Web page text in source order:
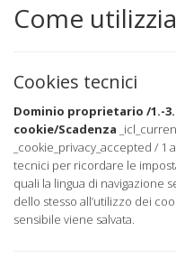
Come
Cookies tecnici
Dominio proprietario /1.-
cookie/Scadenza
_cookie_privacy_accepted / 1
tecnici per ricordare le
quali la lingua di navigazione
dello stesso all’utilizzo dei
sensibile viene salvata.